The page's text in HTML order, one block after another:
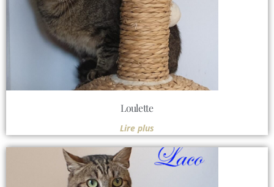
Loulette
Lire plus